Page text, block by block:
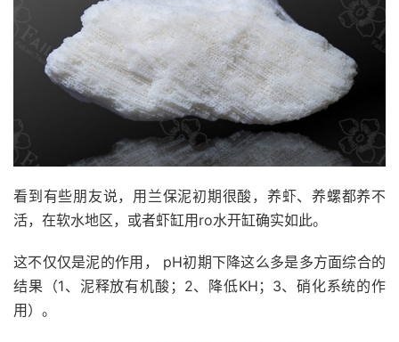
看到有些朋友说，用兰保泥初期很酸，养虾、养螺都养不
活，在软水地区，或者虾缸用ro水开缸确实如此。
这不仅仅是泥的作用， pH初期下降这么多是多方面综合的
结果（1、泥释放有机酸；2、降低KH；3、硝化系统的作
用）。